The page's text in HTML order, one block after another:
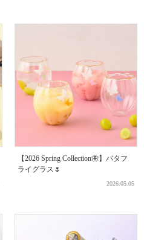
【2026 Spring Collection🦋】バタフ
ライグラス🌷
2026.05.05